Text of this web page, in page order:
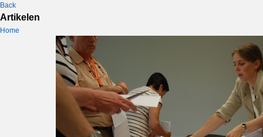
Back
Artikelen
Home